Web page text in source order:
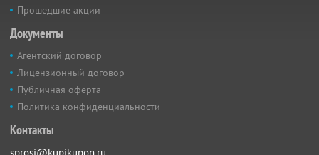
Прошедшие акции
Документы
Агентский договор
Лицензионный договор
Публичная оферта
Политика конфиденциальности
Контакты